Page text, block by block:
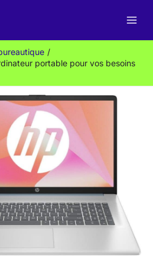
portable pour vos besoins